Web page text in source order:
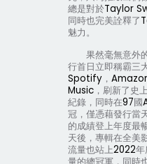
總是對於Taylor
同時也完美詮釋了
魅力。
果然毫無意外
行首日立即稱霸三
Spotify，
Music，刷新了史
紀錄，同時在97國
冠，僅憑藉發行當
的成績登上年度最
天後，專輯在全美
流量也站上2022